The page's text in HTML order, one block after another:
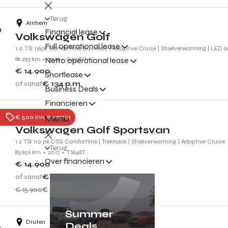
Terug
Financial lease
Full operational lease
Netto operational lease
Shortlease
Business Deals
Financieren
Menu
Terug
Over financieren
Summer
Arnhem
Volkswagen Golf
1.0 TSI 116pk Comfortline Business | Adaptive Cruise | Stoelverwarming |
86.293 km
2019 G437FJ
€ 14.900
of vanaf€ 134 p.m.
€ 500 inruilpremie
Duiven
Volkswagen Golf Sportsvan
1.2 TSI 110 pk DSG Comfortline | Trekhaak | Stoelverwarming | Adaptive Cruise
83.656 km
2017 TS648T
€ 14.900
of vanaf€ 134
€ 15.900€ 1.000 voordeel
Druten